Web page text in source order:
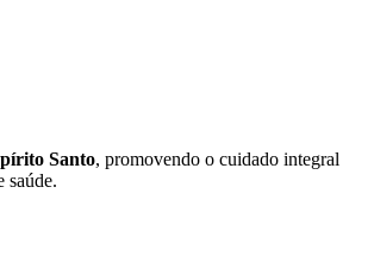
Santo, promovendo o cuidado integral
saúde.